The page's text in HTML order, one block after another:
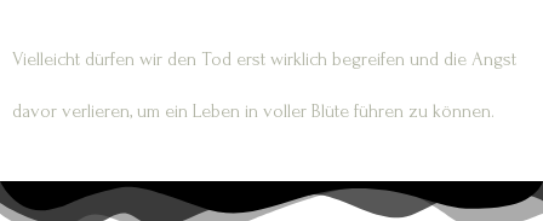
Vielleicht dürfen wir den Tod erst wirklich begreifen und die Angst
davor verlieren, um ein Leben in voller Blüte führen zu können.